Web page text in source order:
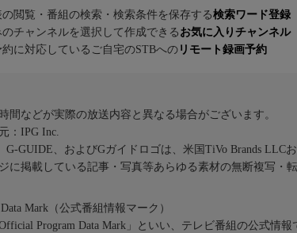
の閲覧・番組の検索・検索条件を保存する検索ワード登録
のチャンネルを選択して作成できる お気に入りチャンネル
約に対応しているご自宅のSTBへの リモート録画予約
間などが実際の放送内容と異なる場合がございます。
：IPG Inc.
G-GUIDE、およびGガイドロゴは、米国TiVo Brands LLC
に掲載している記事・写真等あらゆる素材の無断複写・転
Mark（公式番組情報マーク）
Program Data Mark」といい、テレビ番組の公式情報